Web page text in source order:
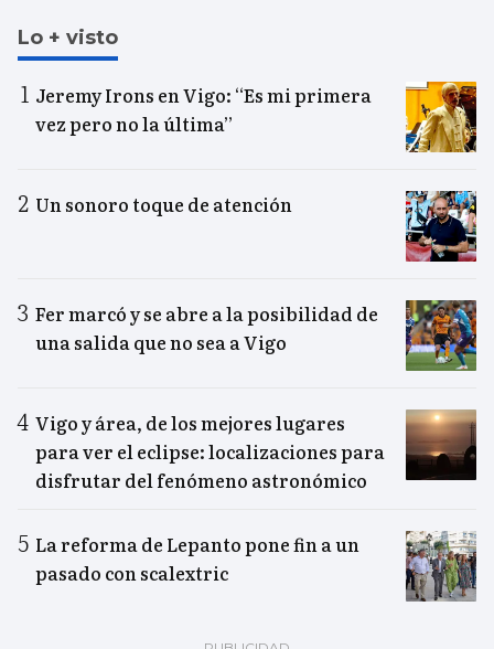
Lo + visto
Jeremy Irons en Vigo: “Es mi primera
vez pero no la última”
Un sonoro toque de atención
Fer marcó y se abre a la posibilidad de
una salida que no sea a Vigo
Vigo y área, de los mejores lugares
para ver el eclipse: localizaciones para
disfrutar del fenómeno astronómico
La reforma de Lepanto pone fin a un
pasado con scalextric